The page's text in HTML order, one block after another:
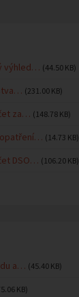
výhled… (44.50 KB)
(231.00 KB)
za… (148.78 KB)
(14.73 KB)
DSO… (106.20 KB)
a… (45.40 KB)
KB)